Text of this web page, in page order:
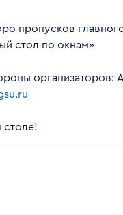
пропусков
стол по окнам»
организаторов:
столе!